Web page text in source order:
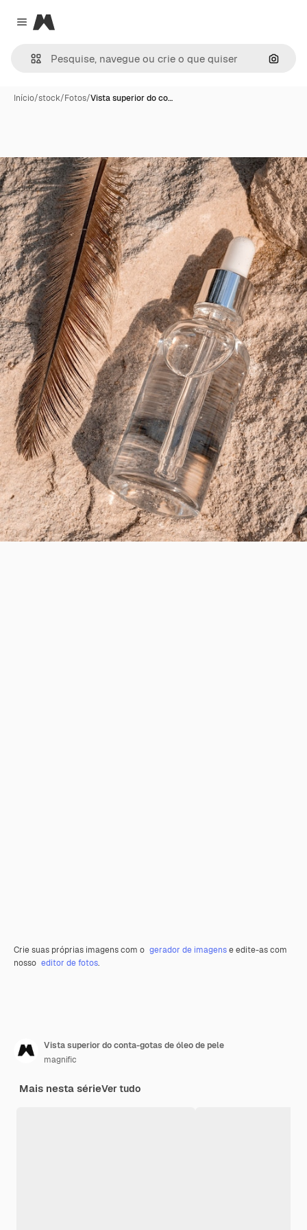
Close menu
Magnific
Início/stock/Fotos/Vista superior do co…
Crie suas próprias imagens com o gerador de imagense edite-as com
nosso editor de fotos.
Vista superior do conta-gotas de óleo de pele
magnific
Mais nesta sérieVer tudo